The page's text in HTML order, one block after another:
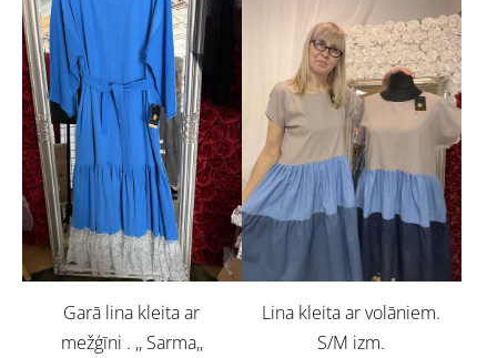
Garā lina kleita ar
mežģīni . ,, Sarma,,
Lina kleita ar volāniem.
S/M izm.